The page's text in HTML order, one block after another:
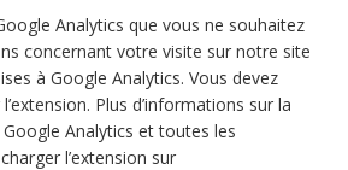
Analytics que vous ne souhaitez
concernant votre visite sur notre site
à Google Analytics. Vous devez
Plus d’informations sur la
Analytics et toutes les
l’extension sur